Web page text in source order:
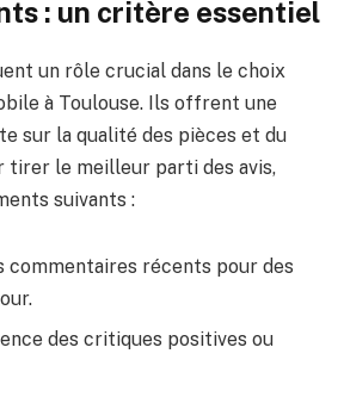
: un critère essentiel
un rôle crucial dans le choix
à Toulouse. Ils offrent une
sur la qualité des pièces et du
tirer le meilleur parti des avis,
suivants :
commentaires récents pour des
des critiques positives ou